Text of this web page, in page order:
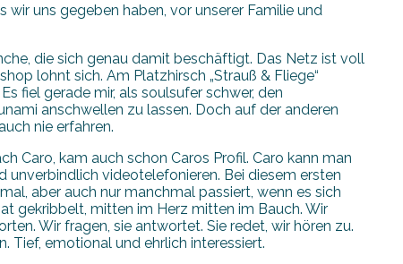
wir uns gegeben haben, vor unserer Familie und
die sich genau damit beschäftigt. Das Netz ist voll
lohnt sich. Am Platzhirsch „Strauß & Fliege“
fiel gerade mir, als soulsufer schwer, den
anschwellen zu lassen. Doch auf der anderen
nie erfahren.
Caro, kam auch schon Caros Profil. Caro kann man
unverbindlich videotelefonieren. Bei diesem ersten
aber auch nur manchmal passiert, wenn es sich
gekribbelt, mitten im Herz mitten im Bauch. Wir
Wir fragen, sie antwortet. Sie redet, wir hören zu.
Tief, emotional und ehrlich interessiert.